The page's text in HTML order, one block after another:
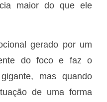
maior do que ele
gerado por um
do foco e faz o
mas quando
de uma forma